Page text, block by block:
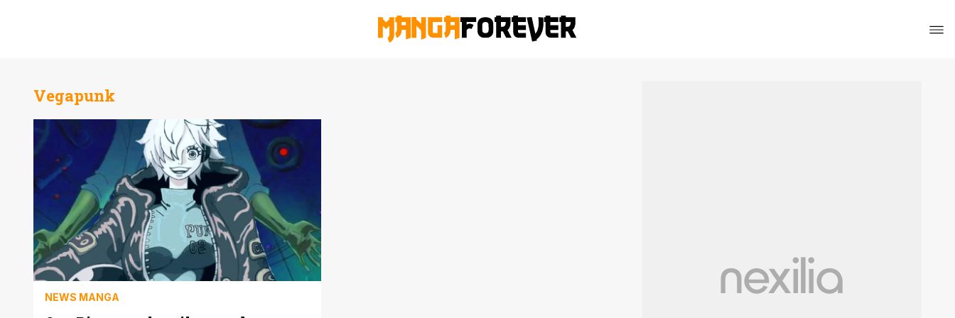
Vegapunk
NEWS MANGA